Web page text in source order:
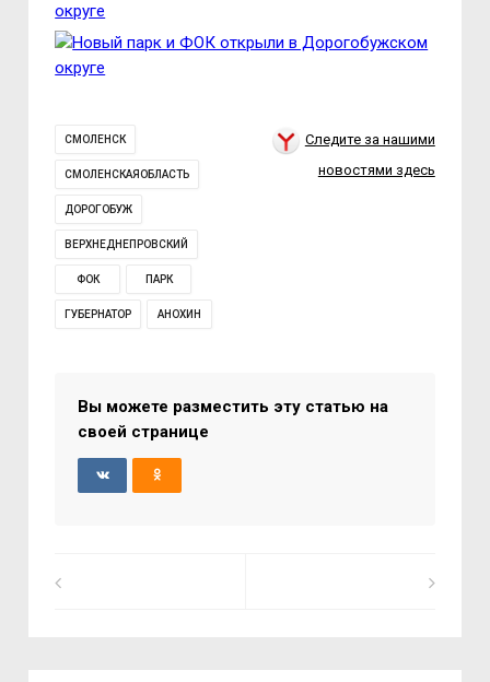
СМОЛЕНСК
СМОЛЕНСКАЯОБЛАСТЬ
ДОРОГОБУЖ
ВЕРХНЕДНЕПРОВСКИЙ
ФОК ПАРК
ГУБЕРНАТОР АНОХИН
Следите за нашими
новостями здесь
Вы можете разместить эту статью на
своей странице